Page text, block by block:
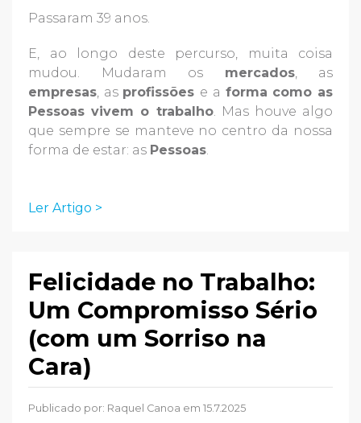
Passaram 39 anos.
E, ao longo deste percurso, muita coisa
mudou. Mudaram os mercados, as
empresas , as profissões e a forma como as
Pessoas vivem o trabalho. Mas houve algo
que sempre se manteve no centro da nossa
forma de estar: as Pessoas
Ler Artigo >
Felicidade no Trabalho:
Um Compromisso Sério
(com um Sorriso na
Cara)
Publicado por: Raquel Canoa em 15.7.2025